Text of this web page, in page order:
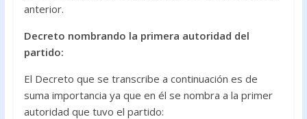
anterior.
Decreto nombrando la primera autoridad del
partido:
El Decreto que se transcribe a continuación es de
suma importancia ya que en él se nombra a la primer
autoridad que tuvo el partido: